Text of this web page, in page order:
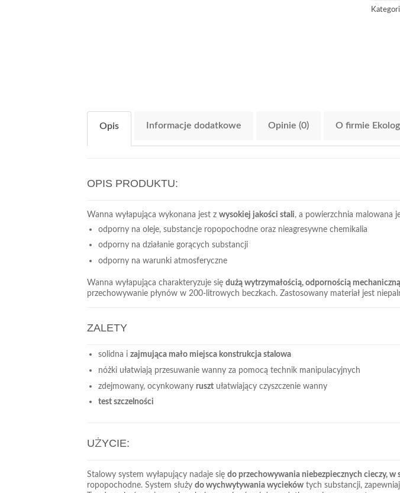
Opis Informacje dodatkowe Opinie (0) O firmie
OPIS PRODUKTU:
Wanna wyłapująca wykonana jest z wysokiej jakości stali, a powierzchnia malowana
odporny na oleje, substancje ropopochodne oraz nieagresywne chemikalia
odporny na działanie gorących substancji
odporny na warunki atmosferyczne
Wanna wyłapująca charakteryzuje się dużą wytrzymałością, odpornością
przechowywanie płynów w 200-litrowych beczkach. Zastosowany materiał jest
ZALETY
solidna i zajmująca mało miejsca konstrukcja stalowa
nóżki ułatwiają przesuwanie wanny za pomocą technik manipulacyjnych
zdejmowany, ocynkowany rusztułatwiający czyszczenie wanny
test szczelności
UŻYCIE:
Stalowy system wyłapujący nadaje się do przechowywania niebezpiecznych cieczy, w
ropopochodne. System służy do wychwytywania wycieków tych substancji,